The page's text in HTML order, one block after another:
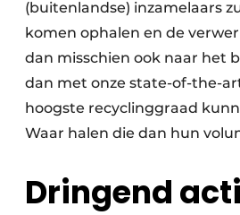
(buitenlandse) inzamelaars
komen ophalen en de
dan misschien ook naar het
dan met onze state-of-the-
hoogste recyclinggraad
Waar halen die dan hun
Dringend